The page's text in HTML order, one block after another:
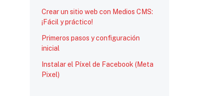
Crear un sitio web con Medios CMS:
¡Fácil y práctico!
Primeros pasos y configuración
inicial
Instalar el Píxel de Facebook (Meta
Pixel)